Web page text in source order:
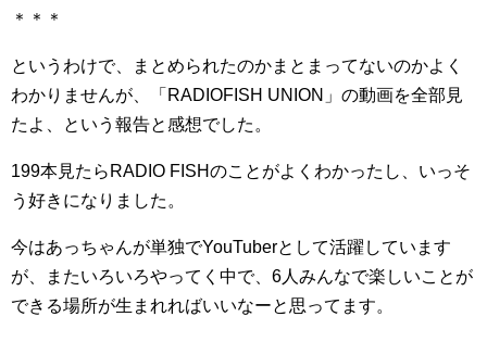
＊＊＊
というわけで、まとめられたのかまとまってないのかよく
わかりませんが、「RADIOFISH UNION」の動画を全部見
たよ、という報告と感想でした。
199本見たらRADIO FISHのことがよくわかったし、いっそ
う好きになりました。
今はあっちゃんが単独でYouTuberとして活躍しています
が、またいろいろやってく中で、6人みんなで楽しいことが
できる場所が生まれればいいなーと思ってます。